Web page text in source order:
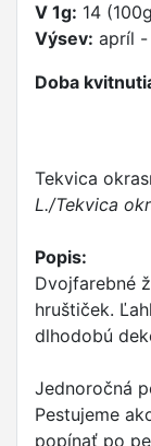
V 1g: 14
Výsev: apríl -
Doba
Tekvica
L./Tekvica
Popis:
Dvojfarebné
hruštiček.
dlhodobú
Jednoročná
Pestujeme
popínať po